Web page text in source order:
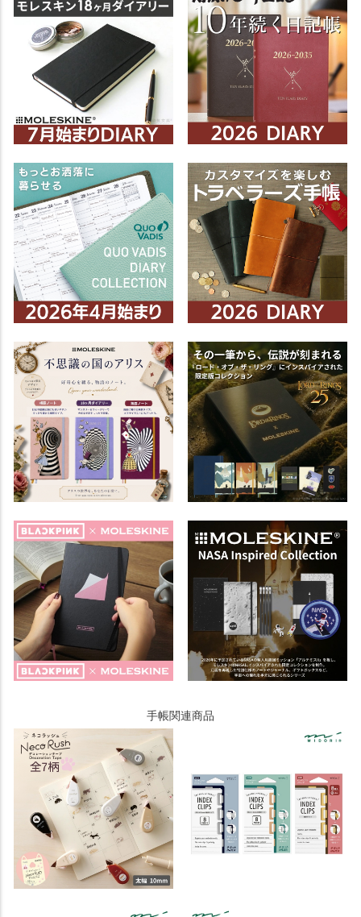
手帳関連商品